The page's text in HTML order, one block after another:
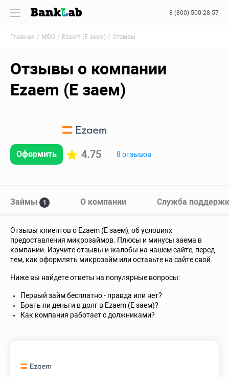
8 (800) 500-28-57
Главная МФО Ezaem (Е заем) Отзывы
Отзывы о компании
Ezaem (Е заем)
Оформить 4.75 8 отзывов
Займы 1 О компании Служба
Отзывы клиентов о Ezaem (Е заем), об условиях
предоставления микрозаймов. Плюсы и минусы заема в
компании. Изучите отзывы и жалобы на нашем сайте, перед
тем, как оформлять микрозайм или оставьте на сайте свой.
Ниже вы найдете ответы на популярные вопросы:
Первый займ бесплатно - правда или нет?
Брать ли деньги в долг в Ezaem (Е заем)?
Как компания работает с должниками?